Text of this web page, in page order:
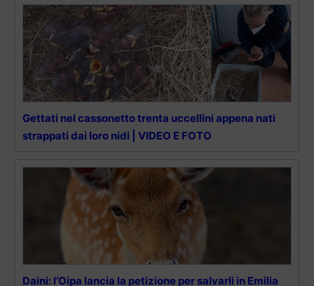
Gettati nel cassonetto trenta uccellini appena nati
strappati dai loro nidi | VIDEO E FOTO
Daini: l’Oipa lancia la petizione per salvarli in Emilia